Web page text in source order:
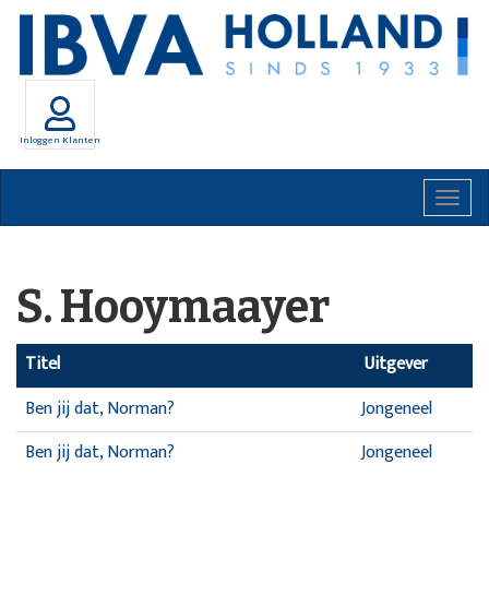
Inloggen Klanten
S. Hooymaayer
Titel
Uitgever
Ben jij dat, Norman?
Jongeneel
Ben jij dat, Norman?
Jongeneel